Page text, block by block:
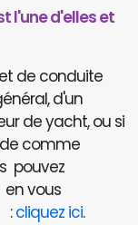
l'une d'elles et
de conduite
d'un
de yacht, ou si
comme
pouvez
vous
:cliquez ici.